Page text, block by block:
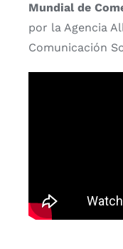
Mundial de
por la Agencia
Comunicación